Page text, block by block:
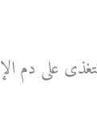
على دم